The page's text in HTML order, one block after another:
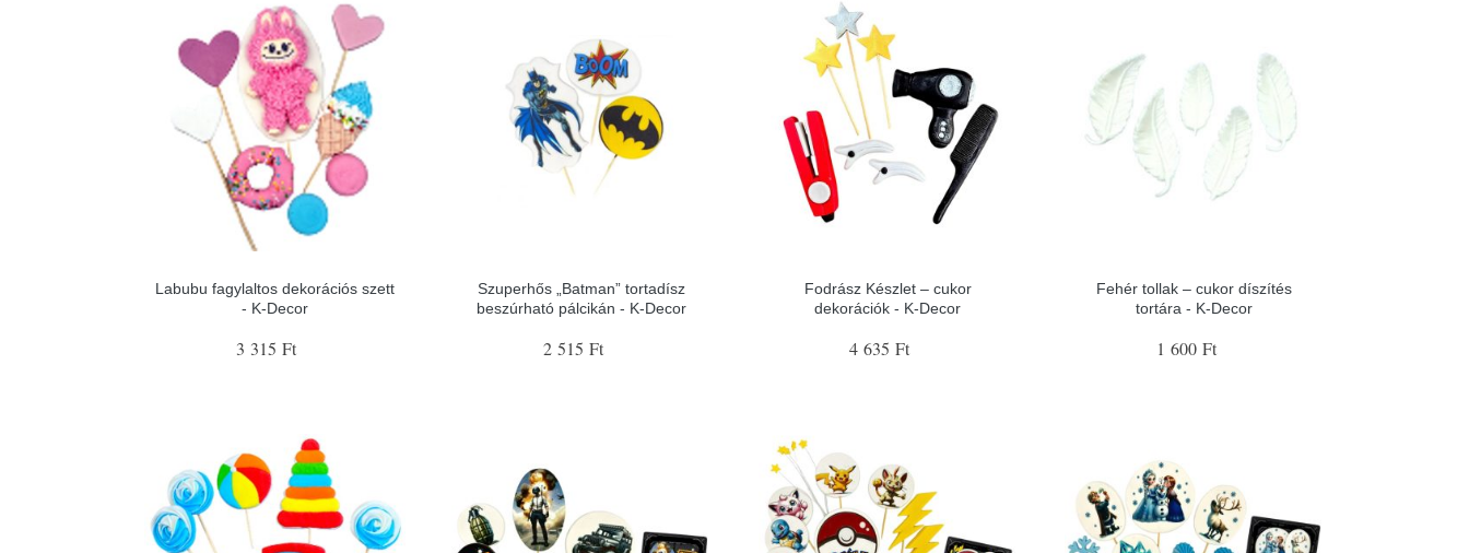
Labubu fagylaltos dekorációs szett
- K-Decor
3 315 Ft
Szuperhős „Batman” tortadísz
beszúrható pálcikán - K-Decor
2 515 Ft
Fodrász Készlet – cukor
dekorációk - K-Decor
4 635 Ft
Fehér tollak – cukor díszítés
tortára - K-Decor
1 600 Ft